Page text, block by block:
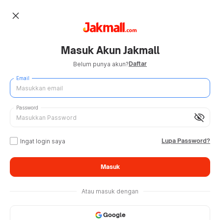
close
Masuk Akun Jakmall
Belum punya akun?Daftar
Email
visibility_off
Password
Ingat login saya Lupa Password?
Masuk
Atau masuk dengan
Google